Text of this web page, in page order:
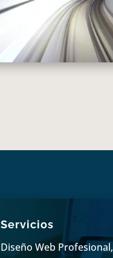
Servicios
Diseño Web Profesional,